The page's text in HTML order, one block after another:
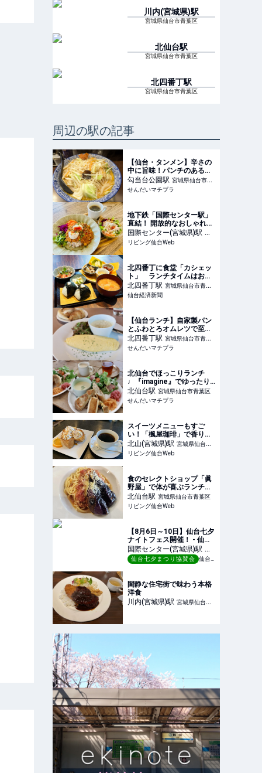
川内(宮城県)駅
宮城県仙台市青葉区
北仙台駅
宮城県仙台市青葉区
北四番丁駅
宮城県仙台市青葉区
周辺の駅の記事
【仙台・タンメン】辛さの
中に旨味！パンチのある辛
味噌タンメン ～カラ助～
- せんだいマチプラ
勾当台公園駅 宮城県仙台市青
葉区
せんだいマチプラ
地下鉄「国際センター駅」
直結！ 開放的なおしゃれカ
フェで絶品キーマカレーラ
ンチ「cafe mozart
Metro」（カフェモーツァ
国際センター(宮城県)駅 宮
城県仙台市青葉区
リビング仙台Web
北四番丁に食堂「カシェッ
ト」 ランチタイムはおに
ぎり食べ放題
北四番丁駅 宮城県仙台市青葉
区
仙台経済新聞
【仙台ランチ】自家製パン
とふわとろオムレツで至福
のランチタイム『cafe de
MOU』〜青葉区支倉町〜 -
せんだいマチプラ
北四番丁駅 宮城県仙台市青葉
区
せんだいマチプラ
北仙台でほっこりランチ
♩『imagine』でゆったり
くつろぎ時間〜青葉区昭和
町〜 - せんだいマチプラ
北仙台駅 宮城県仙台市青葉区
せんだいマチプラ
スイーツメニューもすご
い！「楓屋珈琲」で香りも
味も豊かな秋のコーヒータ
イム
北山(宮城県)駅 宮城県仙台市
青葉区
リビング仙台Web
食のセレクトショップ「眞
野屋」で体が喜ぶランチ
仙台朝市の新鮮野菜からベ
ーカリーやレストランまで
北仙台駅 宮城県仙台市青葉区
リビング仙台Web
【8月6日～10日】仙台七夕
ナイトフェス開催！ - 仙台
七夕まつり
国際センター(宮城県)駅 宮
城県仙台市青葉区
仙台七夕まつり協賛会 仙台七夕まつり
閑静な住宅街で味わう本格
洋食
川内(宮城県)駅 宮城県仙台市